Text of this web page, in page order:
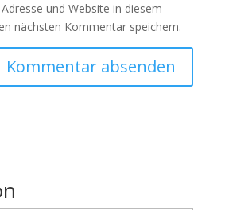
und Website in diesem
nächsten Kommentar speichern.